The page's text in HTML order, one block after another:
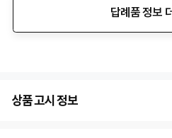
답례품 정보
상품 고시 정보